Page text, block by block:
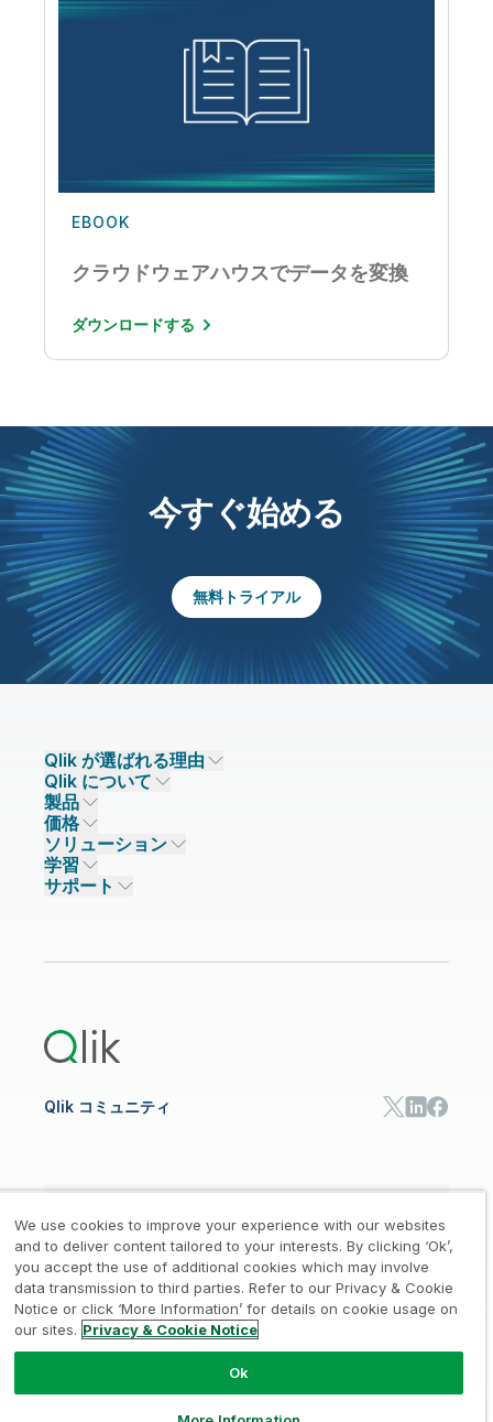
EBOOK
クラウドウェアハウスでデータを変換
ダウンロードする
今すぐ始める
無料トライアル
Qlik が選ばれる理由
Qlik が選ばれる理由
信頼とセキュリティ
信頼とプライバシー
信頼と AI
主なテクノロジーパートナー
データソースとターゲット
Qlik について
企業情報
採用情報
ニュースルーム
事業所 / 連絡先
製品
データ統合とデータ品質
Qlik Talend
Qlik Talend Cloud
Talend Data Fabric
Qlik Cloud Analytics
価格
データ統合
データ分析
AI / 機械学習
ソリューション
ソリューションパートナー
パートナー検索
学習
イベント
サポート
Qlik コミュニティ
法的規約 / プライバシーとクッキー通知 / 商標 /
Trust / 利用規約 / 個人情報取り扱い申請
© 1993-2026 QlikTech International
AB, All Rights Reserved
We use cookies to improve your experience with our websites
and to deliver content tailored to your interests. By clicking ‘Ok’,
you accept the use of additional cookies which may involve
data transmission to third parties. Refer to our Privacy & Cookie
Notice or click ‘More Information’ for details on cookie usage on
our sites. Privacy & Cookie Notice
Ok